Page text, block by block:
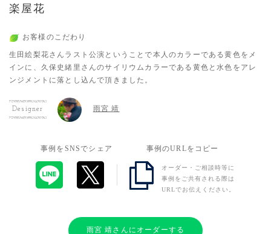
楽屋花
お客様のこだわり
生田絵梨花さんラスト公演ということで本人のカラーである黄色をメ
インに、久保史緒里さんのサイリウムカラーである黄色と水色をアレ
ンジメントに落とし込んで頂きました。
Designer 雨宮 靖
事例をSNSでシェア 事例のURLをコピー
オーダー・ご相談時等に
事例をご共有される際は
URLでお伝えください。
雨宮 靖さんにオーダーする